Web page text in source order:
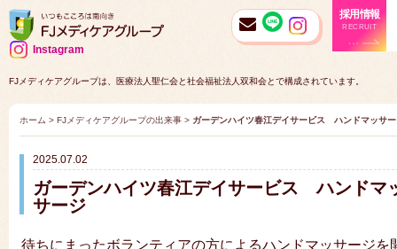
Instagram
FJメディケアグループは、医療法人聖仁会と社会福祉法人双和会とで構成されています。
採用情報
RECRUIT
ホーム > FJメディケアグループの出来事 > ガーデンハイツ春江デイサービス ハンドマッサ
2025.07.02
ガーデンハイツ春江デイサービス ハンドマ
サージ
待ちにまったボランティアの方によるハンドマッサージを